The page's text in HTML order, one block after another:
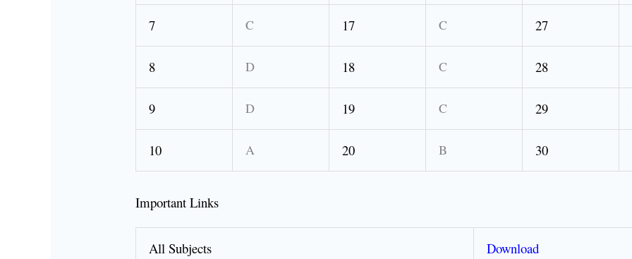
7 C 17 C 27
8 D 18 C 28
9 D 19 C 29
10 A 20 B 30
Important Links
All Subjects Download